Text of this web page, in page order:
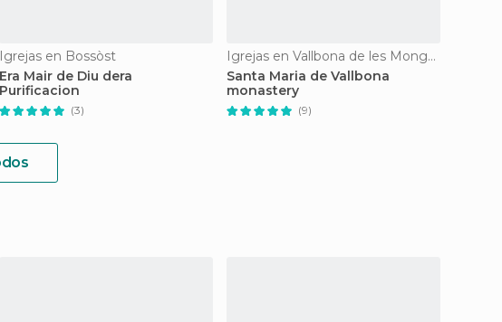
Igrejas en Bossòst
Era Mair de Diu dera
Purificacion
(3)
Igrejas en Vallbona de les Monges
Santa Maria de Vallbona
monastery
(9)